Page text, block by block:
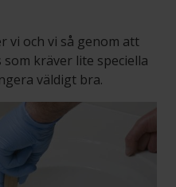
vi och vi så genom att
kräver lite speciella
väldigt bra.